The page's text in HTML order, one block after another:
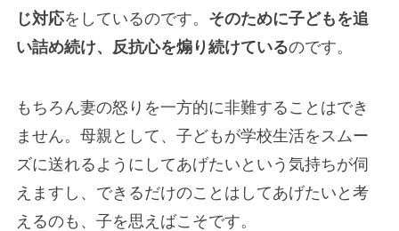
じ対応をしているのです。 そのために子どもを追
い詰め続け、反抗心を煽り続けているのです。
もちろん妻の怒りを一方的に非難することはでき
ません。母親として、子どもが学校生活をスムー
ズに送れるようにしてあげたいという気持ちが伺
えますし、できるだけのことはしてあげたいと考
えるのも、子を思えばこそです。